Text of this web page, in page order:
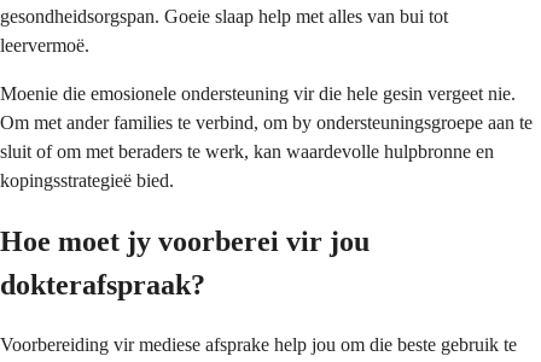
gesondheidsorgspan. Goeie slaap help met alles van bui tot
leervermoë.
Moenie die emosionele ondersteuning vir die hele gesin vergeet nie.
Om met ander families te verbind, om by ondersteuningsgroepe aan te
sluit of om met beraders te werk, kan waardevolle hulpbronne en
kopingsstrategieë bied.
Hoe moet jy voorberei vir jou
dokterafspraak?
Voorbereiding vir mediese afsprake help jou om die beste gebruik te